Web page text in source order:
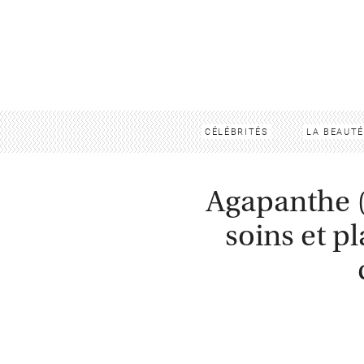
CÉLÉBRITÉS LA BEAUTÉ
Agapanthe
soins et